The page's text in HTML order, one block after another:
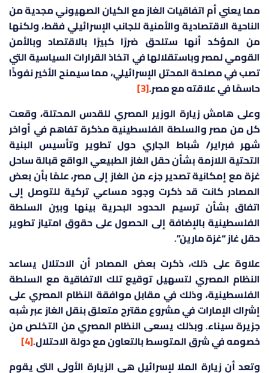
مما يعني أم اتفاقيات الغاز مع الكيان الصهيوني مجدية من
الناحية الاقتصادية والأمنية للجانب الإسرائيلي فقط، ولكنها
من المؤكد أنها ستلحق ضررًا كبيرًا بالاقتصاد وبالأمن
القومي لمصر وباستقلالها في اتخاذ القرارات السياسية التي
تصب في مصلحة المحتل الإسرائيلي، مما سيمنح الأخير نفوذًا
حاسمًا في علاقته مع مصر.[3]
وعلى هامش زيارة الوزير المصري للقدس المحتلة، وقعت
كل من مصر والسلطة الفلسطينية مذكرة تفاهم في أواخر
شهر فبراير/ شباط الجاري حول تطوير وتأسيس البنية
التحتية اللازمة بشأن حقل الغاز الطبيعي الواقع قبالة ساحل
غزة مع إمكانية تصدير جزء من الغاز إلى مصر، علمًا بأن بعض
المصادر كانت قد ذكرت وجود مساعي تركية للتوصل إلى
اتفاق بشأن ترسيم الحدود البحرية بينها وبين السلطة
الفلسطينية بالإضافة إلى الحصول على حقوق امتياز تطوير
حقل غاز “غزة مارين”.
علاوة على ذلك، ذكرت بعض المصادر أن الاحتلال يساعد
النظام المصري لتسهيل توقيع تلك الاتفاقية مع السلطة
الفلسطينية، وذلك في مقابل موافقة النظام المصري على
إشراك الإمارات في مشروع مقترح متعلق بنقل الغاز عبر شبه
جزيرة سيناء. وبذلك يسعى النظام المصري من التخلص من
خصومه في شرق المتوسط بالتعاون مع دولة الاحتلال.[4]
وتعد أن زيارة الملا لإسرائيل هي الزيارة الأولى التي يقوم